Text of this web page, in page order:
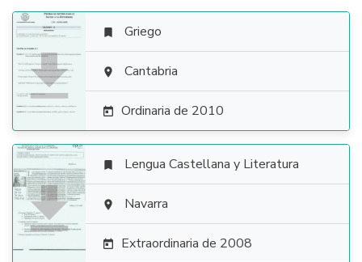

 Griego
 Cantabria
 Ordinaria de 2010

 Lengua Castellana y Literatura
 Navarra
 Extraordinaria de 2008